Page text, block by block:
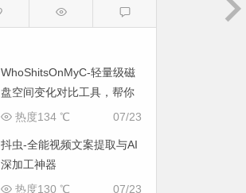
WhoShitsOnMyC-轻量级磁
盘空间变化对比工具，帮你
找出“吃掉”空间的罪魁祸首
07/23
热度134 ℃
抖虫-全能视频文案提取与AI
深加工神器
07/23
热度130 ℃